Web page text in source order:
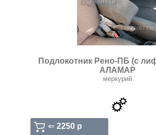
Подлокотник Рено-ПБ (с
АЛАМАР
меркурий
⇐ 2250 p